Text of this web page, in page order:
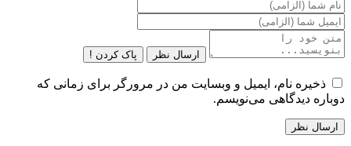
ارسال نظر پاک کردن !
ذخیره نام، ایمیل و وبسایت من در مرورگر برای زمانی که
دوباره دیدگاهی می‌نویسم.